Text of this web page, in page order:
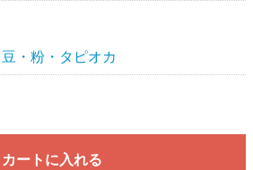
豆・粉・タピオカ
カートに入れる